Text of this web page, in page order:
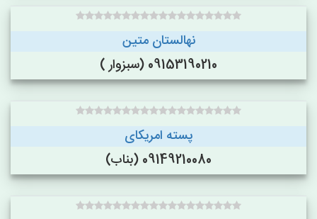
نهالستان متین
09153190210 (سبزوار )
پسته امریکای
09149210080 (بناب)